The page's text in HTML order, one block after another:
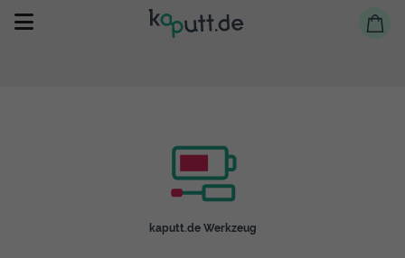
Selbst reparieren
kaputt.de Werkzeug